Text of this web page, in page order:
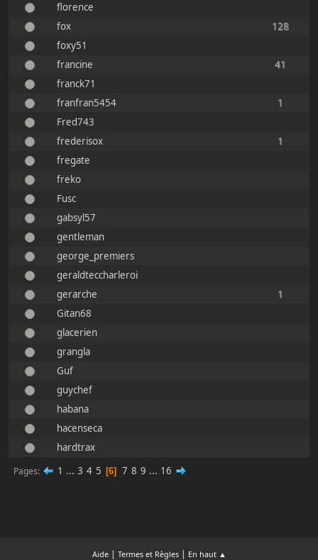
florence
fox
128
foxy51
francine
41
franck71
franfran5454
1
Fred743
frederisox
1
fregate
freko
Fusc
gabsyl57
gentleman
george_premiers
geraldteccharleroi
gerarche
1
Gitan68
glacerien
grangla
Guf
guychef
habana
hacenseca
hardtrax
Pages 1 ... 3 4 5 6 7 8 9 ... 16
Aide| Termes et Règles| En haut ▲